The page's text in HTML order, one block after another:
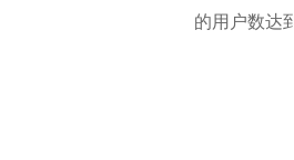
的用户数达